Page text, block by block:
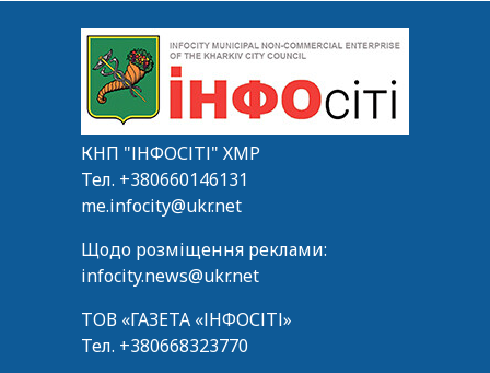
КНП "ІНФОСІТІ" ХМР
Тел. +380660146131
me.infocity@ukr.net
Щодо розміщення реклами:
infocity.news@ukr.net
ТОВ «ГАЗЕТА «ІНФОСІТІ»
Тел. +380668323770